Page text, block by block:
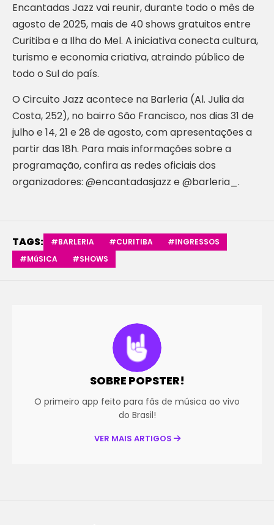
Encantadas Jazz vai reunir, durante todo o mês de
agosto de 2025, mais de 40 shows gratuitos entre
Curitiba e a Ilha do Mel. A iniciativa conecta cultura,
turismo e economia criativa, atraindo público de
todo o Sul do país.
O Circuito Jazz acontece na Barleria (Al. Julia da
Costa, 252), no bairro São Francisco, nos dias 31 de
julho e 14, 21 e 28 de agosto, com apresentações a
partir das 18h. Para mais informações sobre a
programação, confira as redes oficiais dos
organizadores: @encantadasjazz e @barleria_.
TAGS: #BARLERIA #CURITIBA
#INGRESSOS
#MúSICA
#SHOWS
SOBRE POPSTER!
O primeiro app feito para fãs de música ao vivo
do Brasil!
VER MAIS ARTIGOS